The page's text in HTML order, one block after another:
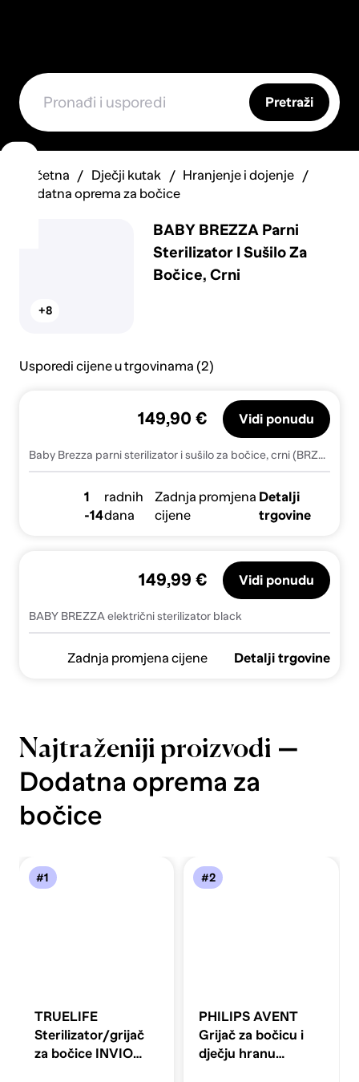
Pretraži
Početna Dječji kutak
Hranjenje i dojenje
Dodatna oprema za bočice
+8
BABY BREZZA Parni
Sterilizator I Sušilo Za
Bočice, Crni
Usporedi cijene u trgovinama (2)
Baby Brezza parni sterilizator i sušilo za bočice, crni (BRZ0172)
149,90 € Vidi ponudu
1
-14
radnih
dana
Zadnja promjena
cijene
Detalji
trgovine
BABY BREZZA električni sterilizator black
149,99 € Vidi ponudu
Zadnja promjena cijene Detalji trgovine
Najtraženiji proizvodi —
Dodatna oprema za
bočice
#1
TRUELIFE
Sterilizator/grijač
za bočice INVIO
#2
PHILIPS AVENT
Grijač za bočicu i
dječju hranu